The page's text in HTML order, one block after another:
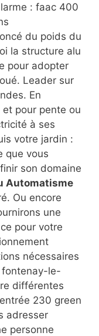
: faac 400
du poids du
la structure alu
pour adopter
Leader sur
En
pour pente ou
à ses
votre jardin :
que vous
son domaine
Automatisme
Ou encore
une
pour votre
nécessaires
fontenay-le-
différentes
230 green
adresser
personne